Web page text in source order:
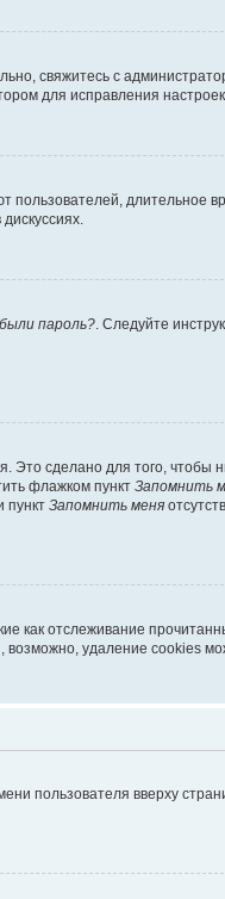
свяжитесь с
для исправления
пользователей, длительное
пароль?. Следуйте
Это сделано для того, чтобы
флажком пункт Запомнить
пункт Запомнить меня
как отслеживание
удаление cookies
пользователя вверху